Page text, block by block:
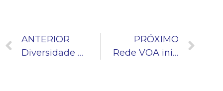
ANTERIOR
Diversidade é tema de palestra na Rede VOA
PRÓXIMO
Rede VOA inicia gestão de 11 aeroportos